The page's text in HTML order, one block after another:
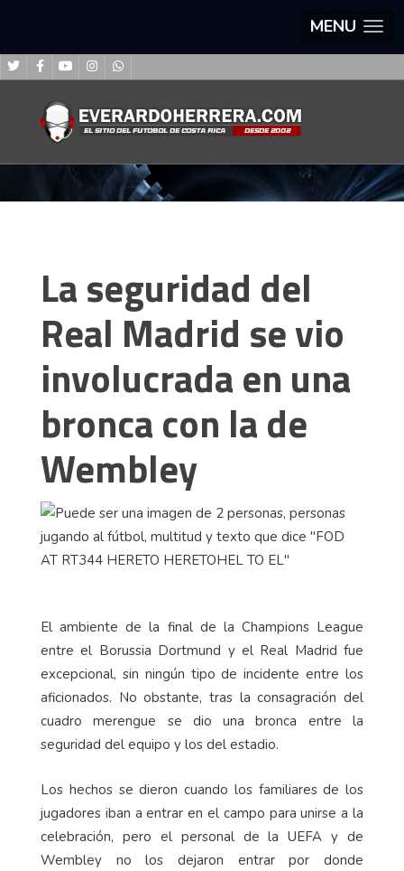
MENU
La seguridad del
Real Madrid se vio
involucrada en una
bronca con la de
Wembley
El ambiente de la final de la Champions League
entre el Borussia Dortmund y el Real Madrid fue
excepcional, sin ningún tipo de incidente entre los
aficionados. No obstante, tras la consagración del
cuadro merengue se dio una bronca entre la
seguridad del equipo y los del estadio.
Los hechos se dieron cuando los familiares de los
jugadores iban a entrar en el campo para unirse a la
celebración, pero el personal de la UEFA y de
Wembley no los dejaron entrar por donde